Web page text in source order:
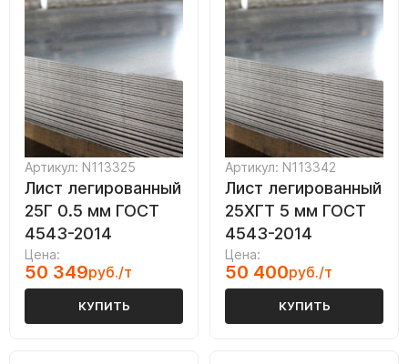
Артикул: N113325
Лист легированный
25Г 0.5 мм ГОСТ
4543-2014
Цена:
50 349руб./т
КУПИТЬ
Артикул: N113342
Лист легированный
25ХГТ 5 мм ГОСТ
4543-2014
Цена:
50 400руб./т
КУПИТЬ